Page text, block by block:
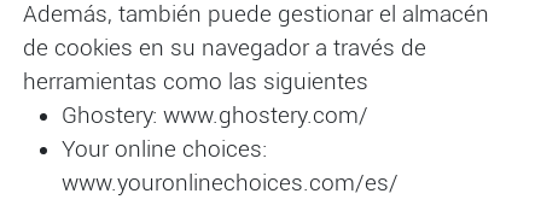
Además, también puede gestionar el almacén
de cookies en su navegador a través de
herramientas como las siguientes
Ghostery: www.ghostery.com/
Your online choices:
www.youronlinechoices.com/es/